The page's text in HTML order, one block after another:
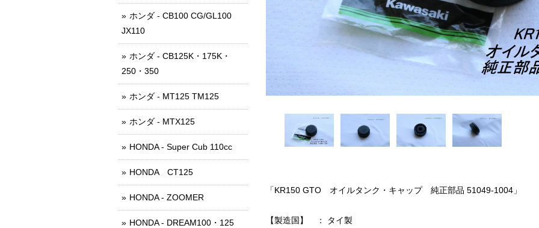
「KR150 GTO オイルタンク・キャップ 純正部品 51049-1004」
【製造国】 ： タイ製
ホンダ - CB100 CG/GL100
JX110
ホンダ - CB125K・175K・
250・350
ホンダ - MT125 TM125
ホンダ - MTX125
HONDA - Super Cub 110cc
HONDA CT125
HONDA - ZOOMER
HONDA - DREAM100・125